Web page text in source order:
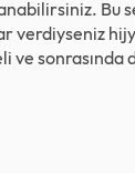
Bu
verdiyseniz
sonrasında